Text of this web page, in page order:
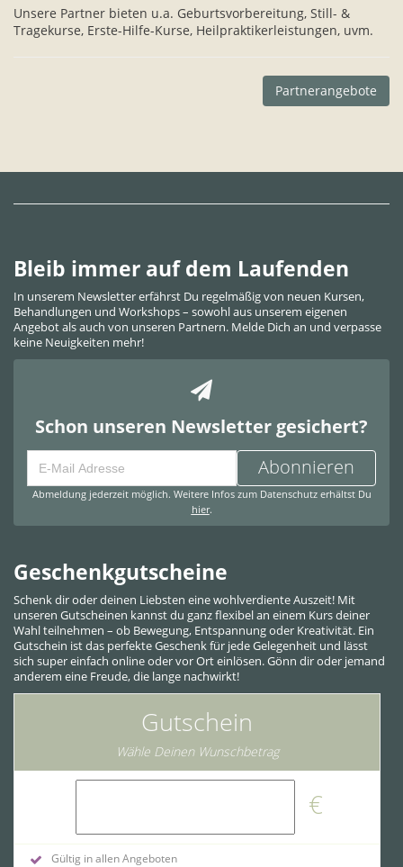
Unsere Partner bieten u.a. Geburtsvorbereitung, Still- &
Tragekurse, Erste-Hilfe-Kurse, Heilpraktikerleistungen, uvm.
Partnerangebote
Bleib immer auf dem Laufenden
In unserem Newsletter erfährst Du regelmäßig von neuen Kursen,
Behandlungen und Workshops – sowohl aus unserem eigenen
Angebot als auch von unseren Partnern. Melde Dich an und verpasse
keine Neuigkeiten mehr!
Schon unseren Newsletter gesichert?
Abonnieren
Abmeldung jederzeit möglich. Weitere Infos zum Datenschutz erhältst Du
hier.
Geschenkgutscheine
Schenk dir oder deinen Liebsten eine wohlverdiente Auszeit! Mit
unseren Gutscheinen kannst du ganz flexibel an einem Kurs deiner
Wahl teilnehmen – ob Bewegung, Entspannung oder Kreativität. Ein
Gutschein ist das perfekte Geschenk für jede Gelegenheit und lässt
sich super einfach online oder vor Ort einlösen. Gönn dir oder jemand
anderem eine Freude, die lange nachwirkt!
Gutschein
Wähle Deinen Wunschbetrag
€
Gültig in allen Angeboten